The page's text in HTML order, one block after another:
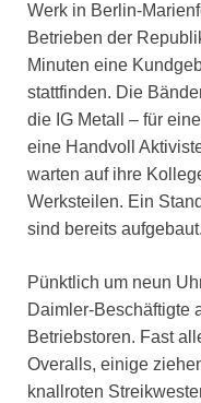
Werk in Berlin-
Betrieben der
Minuten eine
stattfinden. Die
die IG Metall – für
eine Handvoll
warten auf ihre
Werksteilen. Ein
sind bereits aufgebaut.
Pünktlich um neun
Daimler-Beschäftigte
Betriebstoren. Fast
Overalls, einige
knallroten